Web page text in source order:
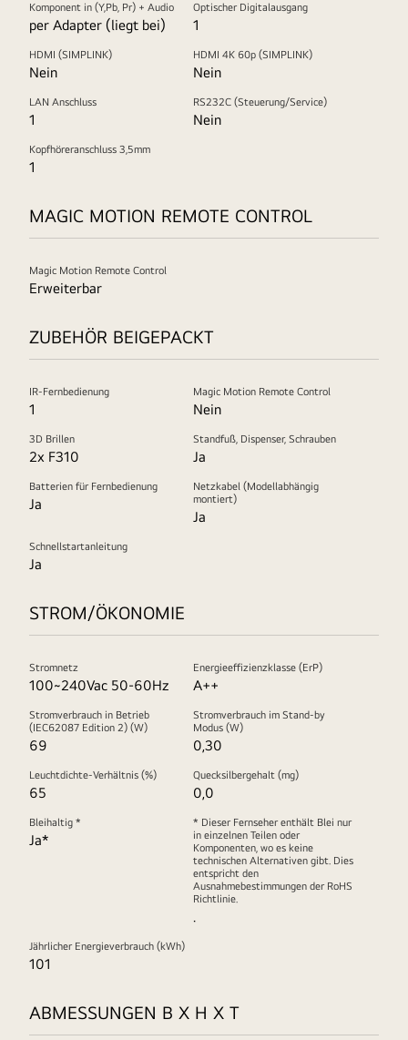
Komponent in (Y,Pb, Pr) + Audio
per Adapter (liegt bei)
Optischer Digitalausgang
1
HDMI (SIMPLINK)
Nein
HDMI 4K 60p (SIMPLINK)
Nein
LAN Anschluss
1
RS232C (Steuerung/Service)
Nein
Kopfhöreranschluss 3,5mm
1
MAGIC MOTION REMOTE CONTROL
Magic Motion Remote Control
Erweiterbar
ZUBEHÖR BEIGEPACKT
IR-Fernbedienung
1
Magic Motion Remote Control
Nein
3D Brillen
2x F310
Standfuß, Dispenser, Schrauben
Ja
Batterien für Fernbedienung
Ja
Netzkabel (Modellabhängig
montiert)
Ja
Schnellstartanleitung
Ja
STROM/ÖKONOMIE
Stromnetz
100~240Vac 50-60Hz
Energieeffizienzklasse (ErP)
A++
Stromverbrauch in Betrieb
(IEC62087 Edition 2) (W)
69
Stromverbrauch im Stand-by
Modus (W)
0,30
Leuchtdichte-Verhältnis (%)
65
Quecksilbergehalt (mg)
0,0
Bleihaltig *
Ja*
* Dieser Fernseher enthält Blei nur
in einzelnen Teilen oder
Komponenten, wo es keine
technischen Alternativen gibt. Dies
entspricht den
Ausnahmebestimmungen der RoHS
Richtlinie.
.
Jährlicher Energieverbrauch (kWh)
101
ABMESSUNGEN B X H X T